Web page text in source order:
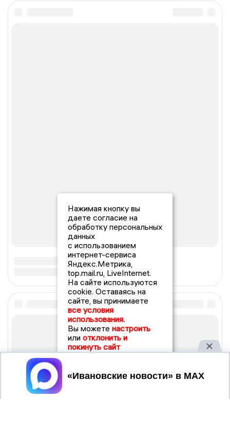
Нажимая кнопку вы
даете согласие на
обработку персональных
данных
с использованием
интернет-сервиса
Яндекс.Метрика,
top.mail.ru, LiveInternet.
На сайте используются
cookie. Оставаясь на
сайте, вы принимаете
все условия
использования.
Вы можете настроить
или отклонить и
покинуть сайт
Принять